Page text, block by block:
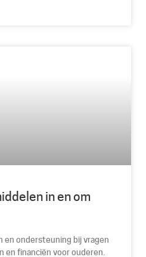
in en om
en ondersteuning bij vragen
en financiën voor ouderen.